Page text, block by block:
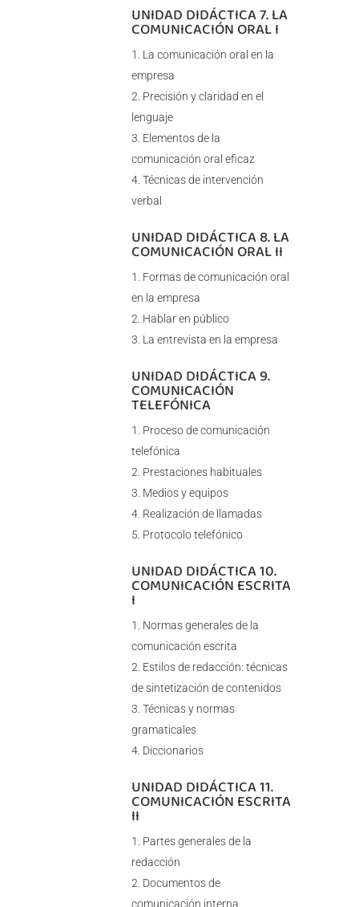
UNIDAD DIDÁCTICA 7. LA
COMUNICACIÓN ORAL I
La comunicación oral en la
empresa
Precisión y claridad en el
lenguaje
Elementos de la
comunicación oral eficaz
Técnicas de intervención
verbal
UNIDAD DIDÁCTICA 8. LA
COMUNICACIÓN ORAL II
Formas de comunicación oral
en la empresa
Hablar en público
La entrevista en la empresa
UNIDAD DIDÁCTICA 9.
COMUNICACIÓN
TELEFÓNICA
Proceso de comunicación
telefónica
Prestaciones habituales
Medios y equipos
Realización de llamadas
Protocolo telefónico
UNIDAD DIDÁCTICA 10.
COMUNICACIÓN ESCRITA
I
Normas generales de la
comunicación escrita
Estilos de redacción: técnicas
de sintetización de contenidos
Técnicas y normas
gramaticales
Diccionarios
UNIDAD DIDÁCTICA 11.
COMUNICACIÓN ESCRITA
II
Partes generales de la
redacción
Documentos de
comunicación interna